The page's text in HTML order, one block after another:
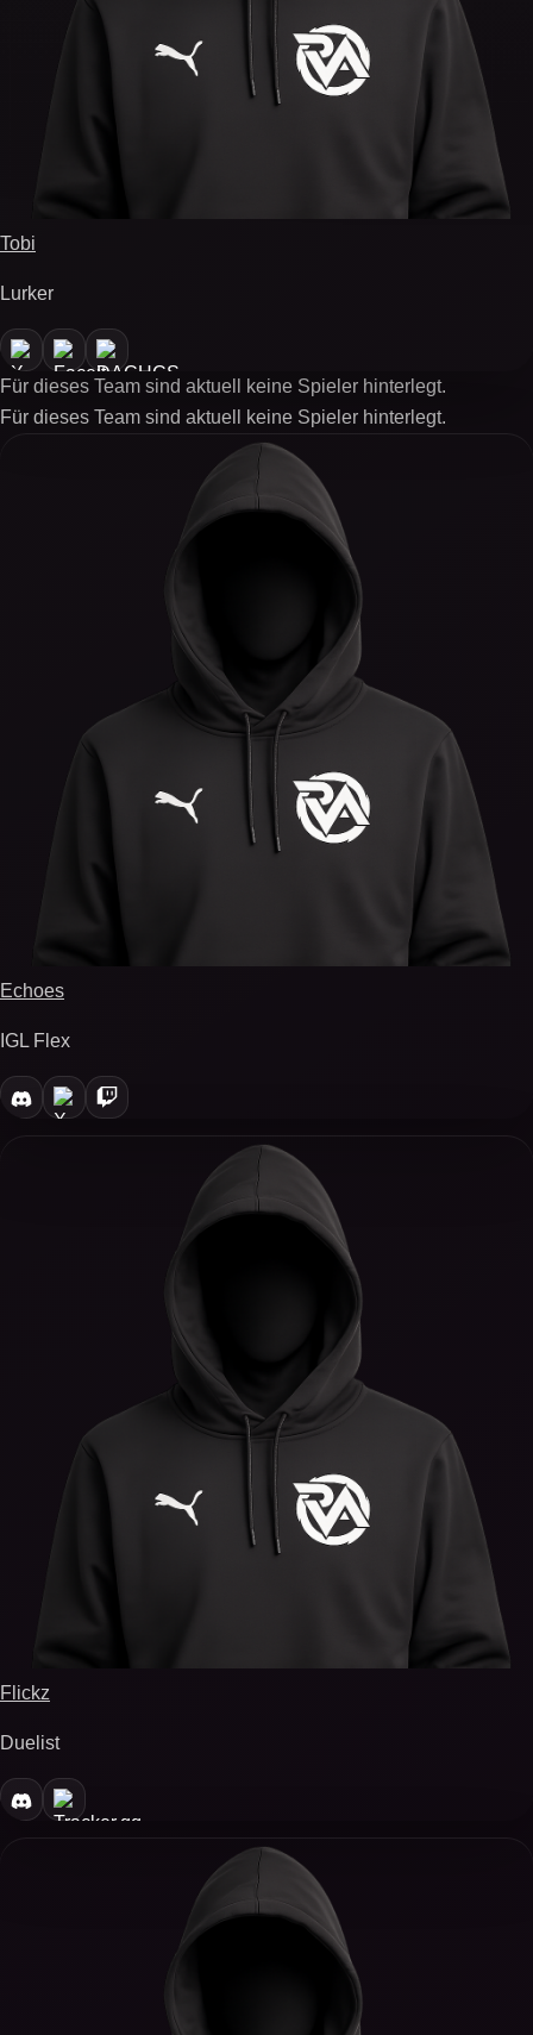
Tobi
Lurker
Für dieses Team sind aktuell keine Spieler hinterlegt.
Für dieses Team sind aktuell keine Spieler hinterlegt.
Echoes
IGL Flex
Flickz
Duelist